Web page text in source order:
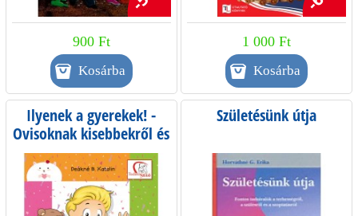
900 Ft 1 000 Ft
Ilyenek a gyerekek! -
Ovisoknak kisebbekről és
önmagukról
Születésünk útja